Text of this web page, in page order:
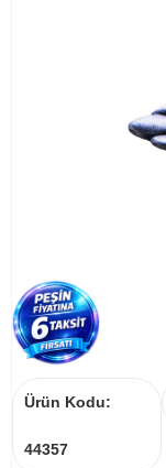
Ürün Kodu:
44357